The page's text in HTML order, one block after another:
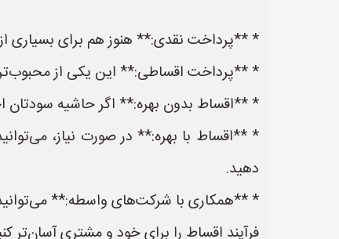
* **پرداخت نقدی:** هنوز هم برای بسیاری
* **پرداخت اقساطی:** این یکی از
* **اقساط بدون بهره:** اگر حاشیه سودتان
* **اقساط با بهره:** در صورت نیاز،
دهید.
* **همکاری با شرکت‌های واسطه:**
فرآیند اقساط را برای خود و مشتری آسان‌تر